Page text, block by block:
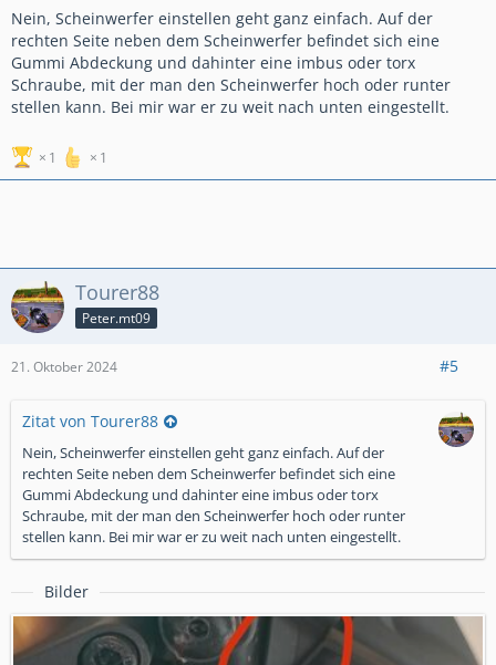
Nein, Scheinwerfer einstellen geht ganz einfach. Auf der
rechten Seite neben dem Scheinwerfer befindet sich eine
Gummi Abdeckung und dahinter eine imbus oder torx
Schraube, mit der man den Scheinwerfer hoch oder runter
stellen kann. Bei mir war er zu weit nach unten eingestellt.
1 1
Tourer88
Peter.mt09
21. Oktober 2024 #5
Zitat von Tourer88
Nein, Scheinwerfer einstellen geht ganz einfach. Auf der
rechten Seite neben dem Scheinwerfer befindet sich eine
Gummi Abdeckung und dahinter eine imbus oder torx
Schraube, mit der man den Scheinwerfer hoch oder runter
stellen kann. Bei mir war er zu weit nach unten eingestellt.
Bilder